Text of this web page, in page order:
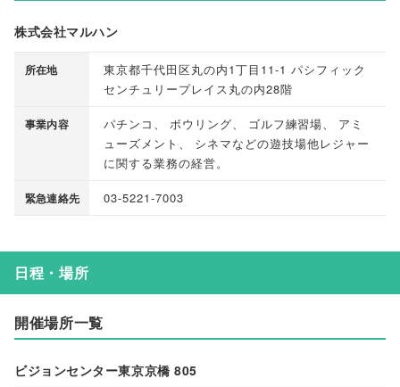
株式会社マルハン
所在地
東京都千代田区丸の内1丁目11-1 パシフィック
センチュリープレイス丸の内28階
事業内容 パチンコ 、 ボウリング、 ゴルフ練習場、
アミ
ューズメント 、
シネマなどの遊技場他レジャー
に関する業務の経営。
緊急連絡先 03-5221-7003
日程・場所
開催場所一覧
ビジョンセンター東京京橋 805